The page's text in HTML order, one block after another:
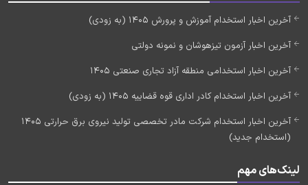
آخرین اخبار استخدام آموزش و پرورش 1405 (به زودی)
آخرین اخبار آزمون تیزهوشان و نمونه دولتی
آخرین اخبار استخدامی منطقه آزاد تجاری صنعتی 1405
آخرین اخبار استخدام کادر اداری قوه قضاییه 1405 (به زودی)
آخرین اخبار استخدام شرکت مادر تخصصی تولید نیروی برق حرارتی 1405
(استخدام جدید)
لینک‌های مهم